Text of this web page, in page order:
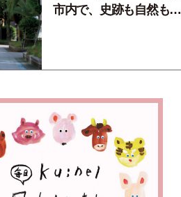
市内で、史跡も自然もグ